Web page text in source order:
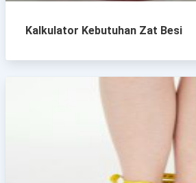
Kalkulator Kebutuhan Zat Besi